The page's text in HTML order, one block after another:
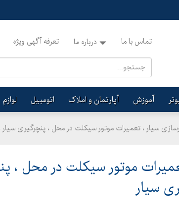
تماس با ما درباره ما تعرفه آگهی ویژه
آموزش آپارتمان و املاک اتومبیل لوازم
سیار ، تعمیرات موتور سیکلت در محل ، پنچرگیری سیار
موتور سیکلت در محل ،
سیار